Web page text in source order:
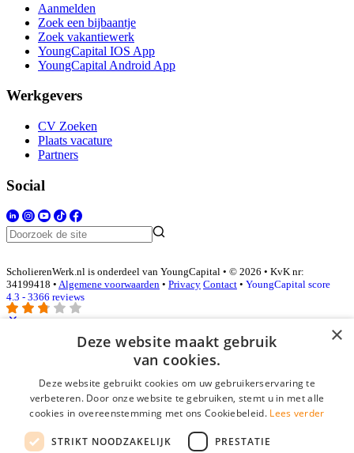
Aanmelden
Zoek een bijbaantje
Zoek vakantiewerk
YoungCapital IOS App
YoungCapital Android App
Werkgevers
CV Zoeken
Plaats vacature
Partners
Social
ScholierenWerk.nl is onderdeel van YoungCapital • © 2026 • KvK nr:
34199418 • Algemene voorwaarden • Privacy Contact • YoungCapital score
4.3 - 3366 reviews
E-mail*
Wachtwoord
login gegevens onthouden
×
Deze website maakt gebruik
van cookies.
Deze website gebruikt cookies om uw gebruikerservaring te
verbeteren. Door onze website te gebruiken, stemt u in met alle
cookies in overeenstemming met ons Cookiebeleid. Lees verder
STRIKT NOODZAKELIJK PRESTATIE